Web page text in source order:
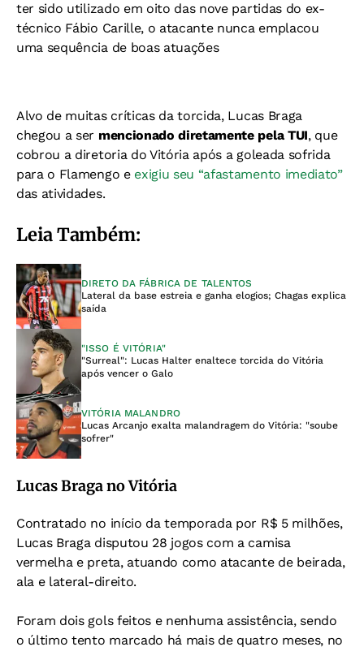
ter sido utilizado em oito das nove partidas do ex-
técnico Fábio Carille, o atacante nunca emplacou
uma sequência de boas atuações
Alvo de muitas críticas da torcida, Lucas Braga
chegou a ser mencionado diretamente pela TUI, que
cobrou a diretoria do Vitória após a goleada sofrida
para o Flamengo e exigiu seu “afastamento imediato”
das atividades.
Leia Também:
DIRETO DA FÁBRICA DE TALENTOS
Lateral da base estreia e ganha elogios; Chagas explica
saída
"ISSO É VITÓRIA"
"Surreal": Lucas Halter enaltece torcida do Vitória
após vencer o Galo
VITÓRIA MALANDRO
Lucas Arcanjo exalta malandragem do Vitória: "soube
sofrer"
Lucas Braga no Vitória
Contratado no início da temporada por R$ 5 milhões,
Lucas Braga disputou 28 jogos com a camisa
vermelha e preta, atuando como atacante de beirada,
ala e lateral-direito.
Foram dois gols feitos e nenhuma assistência, sendo
o último tento marcado há mais de quatro meses, no